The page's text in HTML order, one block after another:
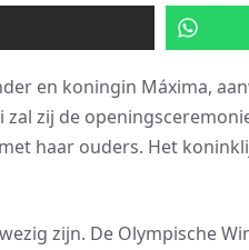
en koningin Máxima,
zij de
haar ouders. Het
zijn. De Olympische